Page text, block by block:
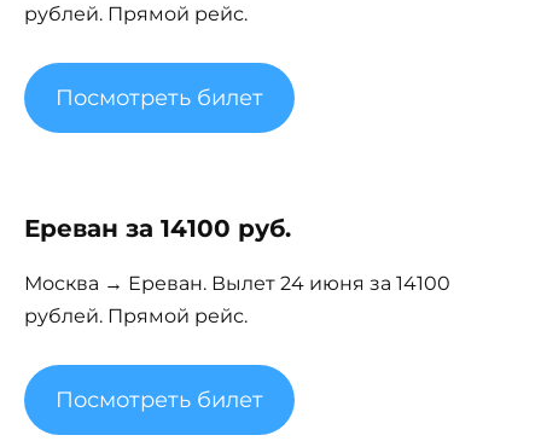
рублей. Прямой рейс.
Посмотреть билет
Ереван за 14100 руб.
Москва → Ереван. Вылет 24 июня за 14100
рублей. Прямой рейс.
Посмотреть билет